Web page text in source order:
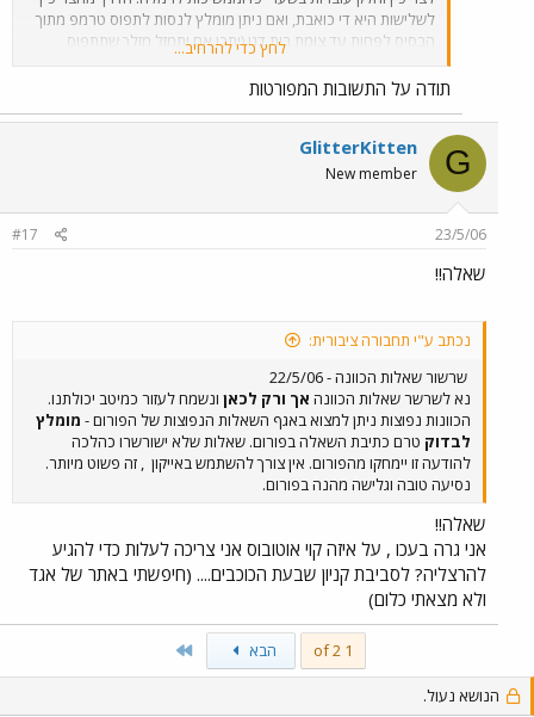
לשלישות היא די כואבת, ואם ניתן מומלץ לנסות לתפוס טרמפ מתוך
הבסיס לפחות עד צומת בית דגן (יתכן אם יתמזל מזלך שתתפוס
לשלישות). אם אתה לא רוצה לנסות טרמפ קח קו כלשהו (בגדול כל
הקווים למעט 433) לצומת בית דגן, ומשם (באותה תחנה שאתה יורד)
69, 140, 154 עד ליד המשטרה של רמת גן, מרחק כמה דקות הליכה
הוא מגיע עד השלישות אבל נוסע מעט מאוד (אל תחכה לא במיוחד)
לוד) ולנסוע ברכבת. בשורה תחתונה פחות או יותר אותו פרק זמן.
רכבת אולי טיפה יותר קצר. תלוי במזל. אם שאלת במקרה מהשלישות
לחץ כדי להרחיב...
תודה על התשובות המפורטות
G
GlitterKitten
New member
23/5/06
#17
שאלה!!
נכתב ע"י תחבורה ציבורית:
שרשור שאלות הכוונה - 22/5/06
נא לשרשר שאלות הכוונה אך ורק לכאן ונשמח לעזור כמיטב יכולתנו.
הכוונות נפוצות ניתן למצוא באגף השאלות הנפוצות של הפורום - מומלץ
לבדוק טרם כתיבת השאלה בפורום. שאלות שלא ישורשרו כהלכה
להודעה זו יימחקו מהפורום. אין צורך להשתמש באייקון
, זה פשוט מיותר.
נסיעה טובה וגלישה מהנה בפורום.
שאלה!!
אני גרה בעכו , על איזה קוי אוטובוס אני צריכה לעלות כדי להגיע
להרצליה? לסביבת קניון שבעת הכוכבים.... (חיפשתי באתר של אגד
ולא מצאתי כלום)
1 of 2 הבא
הנושא נעול.